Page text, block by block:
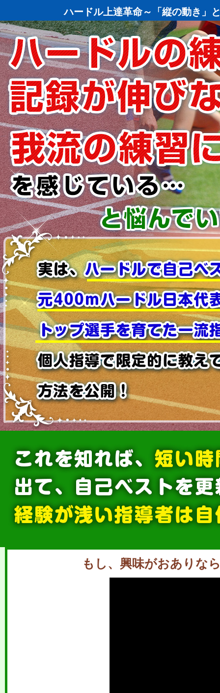
ハードル上達革命～「縦の動き」
もし、興味がおありな